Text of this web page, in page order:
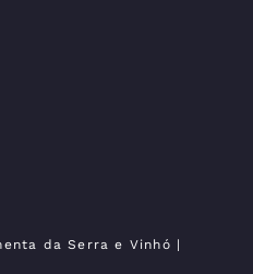
da Serra e Vinhó |